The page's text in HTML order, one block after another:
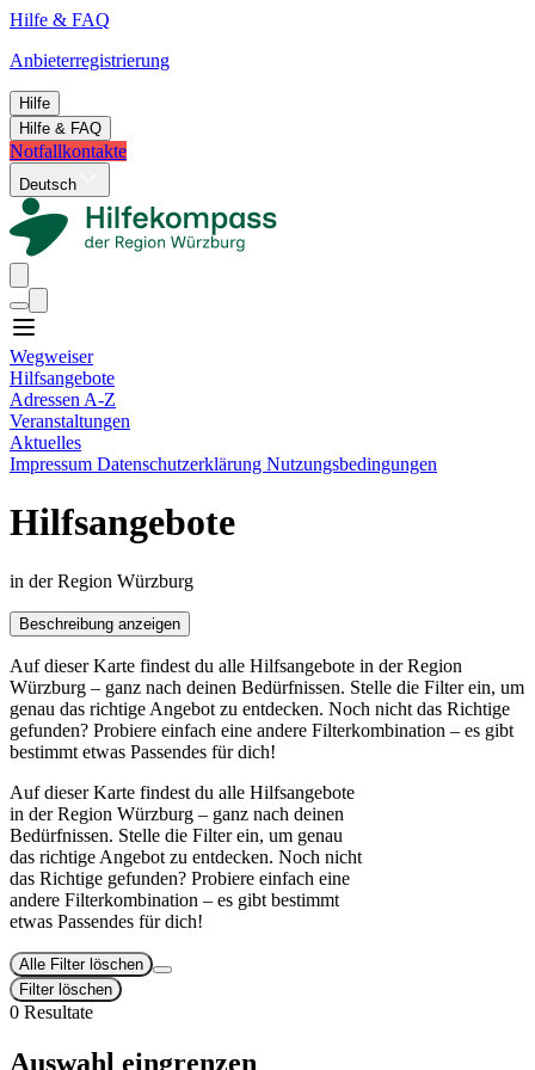
Hilfe & FAQ
Anbieterregistrierung
Hilfe
Hilfe & FAQ
Notfallkontakte
Deutsch
Wegweiser
Hilfsangebote
Adressen A-Z
Veranstaltungen
Aktuelles
Impressum Datenschutzerklärung Nutzungsbedingungen
Hilfsangebote
in der Region Würzburg
Beschreibung anzeigen
Auf dieser Karte findest du alle Hilfsangebote in der Region
Würzburg – ganz nach deinen Bedürfnissen. Stelle die Filter ein, um
genau das richtige Angebot zu entdecken. Noch nicht das Richtige
gefunden? Probiere einfach eine andere Filterkombination – es gibt
bestimmt etwas Passendes für dich!
Auf dieser Karte findest du alle Hilfsangebote
in der Region Würzburg – ganz nach deinen
Bedürfnissen. Stelle die Filter ein, um genau
das richtige Angebot zu entdecken. Noch nicht
das Richtige gefunden? Probiere einfach eine
andere Filterkombination – es gibt bestimmt
etwas Passendes für dich!
Alle Filter löschen
Filter löschen
0 Resultate
Auswahl eingrenzen